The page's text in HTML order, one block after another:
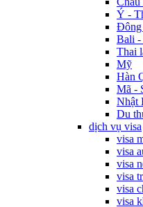
Ý -
Bali -
Thai
Mỹ
Hàn
Mã -
Nhật
Du
dịch vụ visa
visa
visa
visa
visa
visa
visa